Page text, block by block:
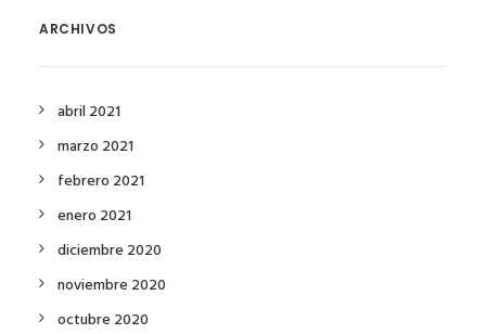
ARCHIVOS
abril 2021
marzo 2021
febrero 2021
enero 2021
diciembre 2020
noviembre 2020
octubre 2020